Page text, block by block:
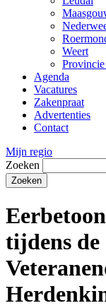
Weert
Agenda
Vacatures
Zakenpraat
Advertenties
Contact
Mijn regio
Zoeken
tijdens de